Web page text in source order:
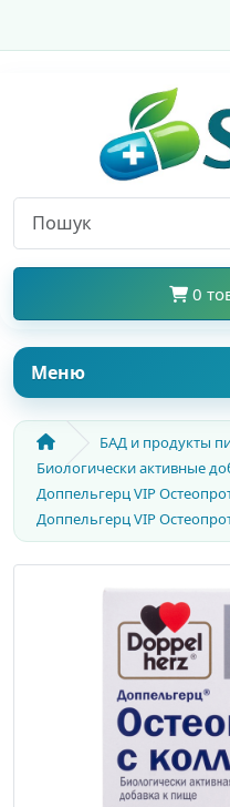
0
Меню
БАД и продукты
Биологически активные
Доппельгерц VIP
Доппельгерц VIP